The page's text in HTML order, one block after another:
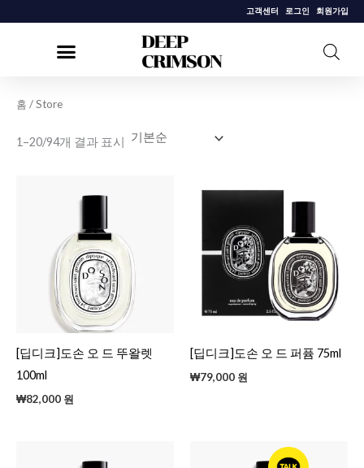
고객센터 로그인 회원가입
홈 / Store
1–20/94개 결과 표시
[딥디크]도손 오 드 뚜왈렛
100ml
₩82,000 원
[딥디크]도손 오 드 퍼퓸 75ml
₩79,000 원